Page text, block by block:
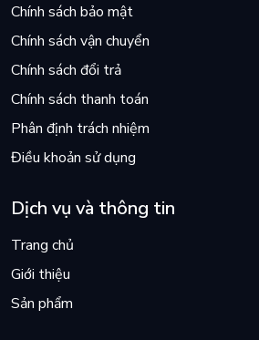
Chính sách bảo mật
Chính sách vận chuyển
Chính sách đổi trả
Chính sách thanh toán
Phân định trách nhiệm
Điều khoản sử dụng
Dịch vụ và thông tin
Trang chủ
Giới thiệu
Sản phẩm